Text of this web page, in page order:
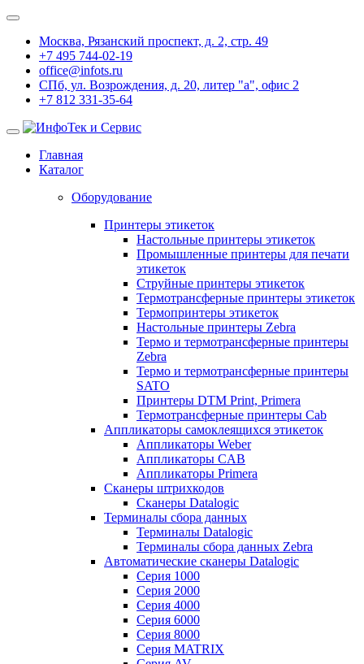
Москва, Рязанский проспект, д. 2, стр. 49
+7 495 744-02-19
office@infots.ru
СПб, ул. Возрождения, д. 20, литер "a", офис 2
+7 812 331-35-64
Главная
Каталог
Оборудование
Принтеры этикеток
Настольные принтеры этикеток
Промышленные принтеры для печати
этикеток
Струйные принтеры этикеток
Термотрансферные принтеры этикеток
Термопринтеры этикеток
Настольные принтеры Zebra
Термо и термотрансферные принтеры
Zebra
Термо и термотрансферные принтеры
SATO
Принтеры DTM Print, Primera
Термотрансферные принтеры Cab
Аппликаторы самоклеящихся этикеток
Аппликаторы Weber
Аппликаторы CAB
Аппликаторы Primera
Сканеры штрихкодов
Сканеры Datalogic
Терминалы сбора данных
Терминалы Datalogic
Терминалы сбора данных Zebra
Автоматические сканеры Datalogic
Серия 1000
Серия 2000
Серия 4000
Серия 6000
Серия 8000
Серия MATRIX